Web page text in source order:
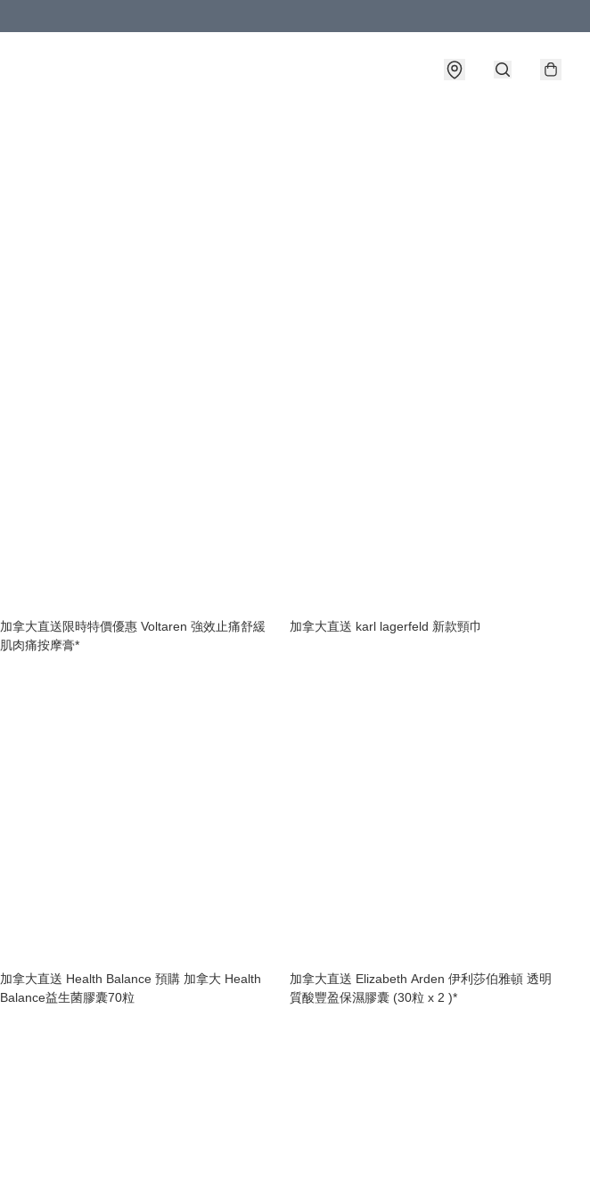
加拿大直送限時特價優惠 Voltaren 強效止痛舒緩
肌肉痛按摩膏*
加拿大直送 karl lagerfeld 新款頸巾
加拿大直送 Health Balance 預購 加拿大 Health
Balance益生菌膠囊70粒
加拿大直送 Elizabeth Arden 伊利莎伯雅頓 透明
質酸豐盈保濕膠囊 (30粒 x 2 )*